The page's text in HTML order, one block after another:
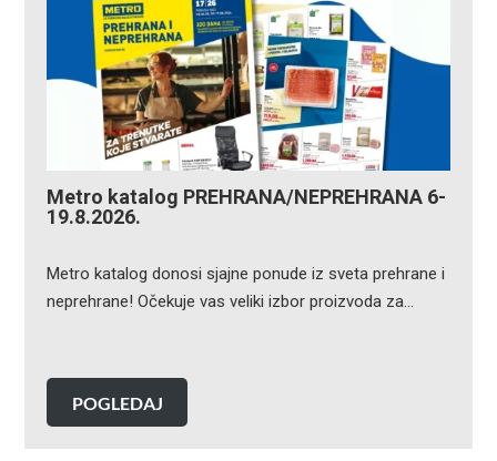
Metro katalog PREHRANA/NEPREHRANA 6-
19.8.2026.
Metro katalog donosi sjajne ponude iz sveta prehrane i
neprehrane! Očekuje vas veliki izbor proizvoda za…
POGLEDAJ